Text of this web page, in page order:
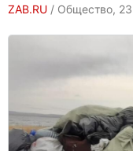
ZAB.RU / Общество,